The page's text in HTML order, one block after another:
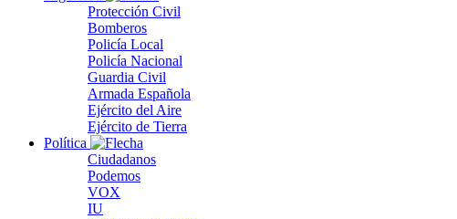
Protección Civil
Bomberos
Policía Local
Policía Nacional
Guardia Civil
Armada Española
Ejército del Aire
Ejército de Tierra
Política
Ciudadanos
Podemos
VOX
IU